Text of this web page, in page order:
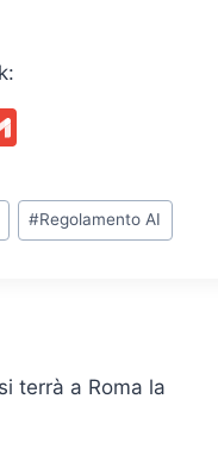
ai
l#Regolamento AI
terrà a Roma la